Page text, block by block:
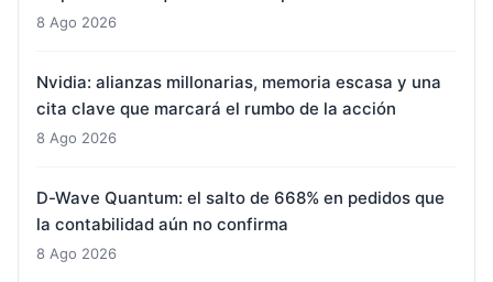
8 Ago 2026
Nvidia: alianzas millonarias, memoria escasa y una
cita clave que marcará el rumbo de la acción
8 Ago 2026
D-Wave Quantum: el salto de 668% en pedidos que
la contabilidad aún no confirma
8 Ago 2026